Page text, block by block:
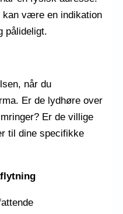
kan være en indikation
pålideligt.
når du
Er de lydhøre over
Er de villige
til dine specifikke